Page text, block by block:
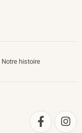
Notre histoire